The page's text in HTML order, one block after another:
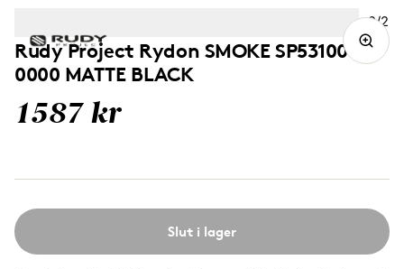
Rudy Project Rydon SMOKE SP531006-
0000 MATTE BLACK
1587 kr
Slut i lager
Bild
2/2
Image (Current image)